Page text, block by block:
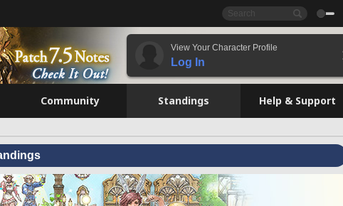
View Your Character Profile
Log In
Community Standings Help & Support